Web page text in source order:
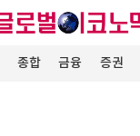
종합 금융 증권